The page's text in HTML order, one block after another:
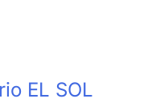
EL SOL